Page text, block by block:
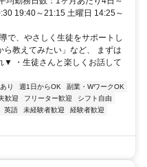
19:40～21:15 土曜日 14:25～
で、やさしく生徒をサポートし
ら教えてみたい」など、 まずは
▼ ・生徒さんと楽しくお話して
り 週1日からOK
副業・WワークOK
歓迎 フリーター歓迎
シフト自由
英語 未経験者歓迎
経験者歓迎